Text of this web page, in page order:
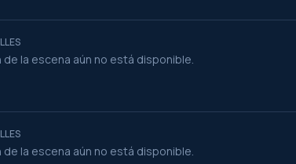
de la escena aún no está disponible.
de la escena aún no está disponible.